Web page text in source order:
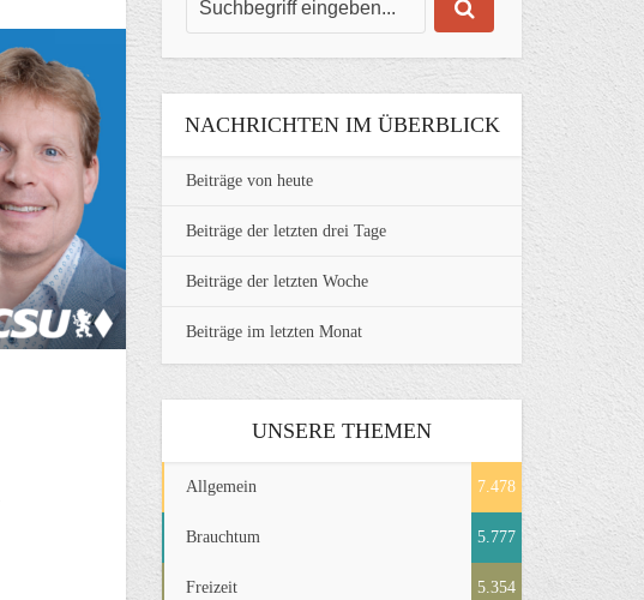
NACHRICHTEN IM ÜBERBLICK
Beiträge von heute
Beiträge der letzten drei Tage
Beiträge der letzten Woche
Beiträge im letzten Monat
UNSERE THEMEN
Allgemein 7.478
Brauchtum 5.777
Freizeit 5.354